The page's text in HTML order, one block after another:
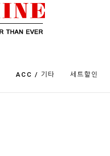
ACC / 기타 세트할인